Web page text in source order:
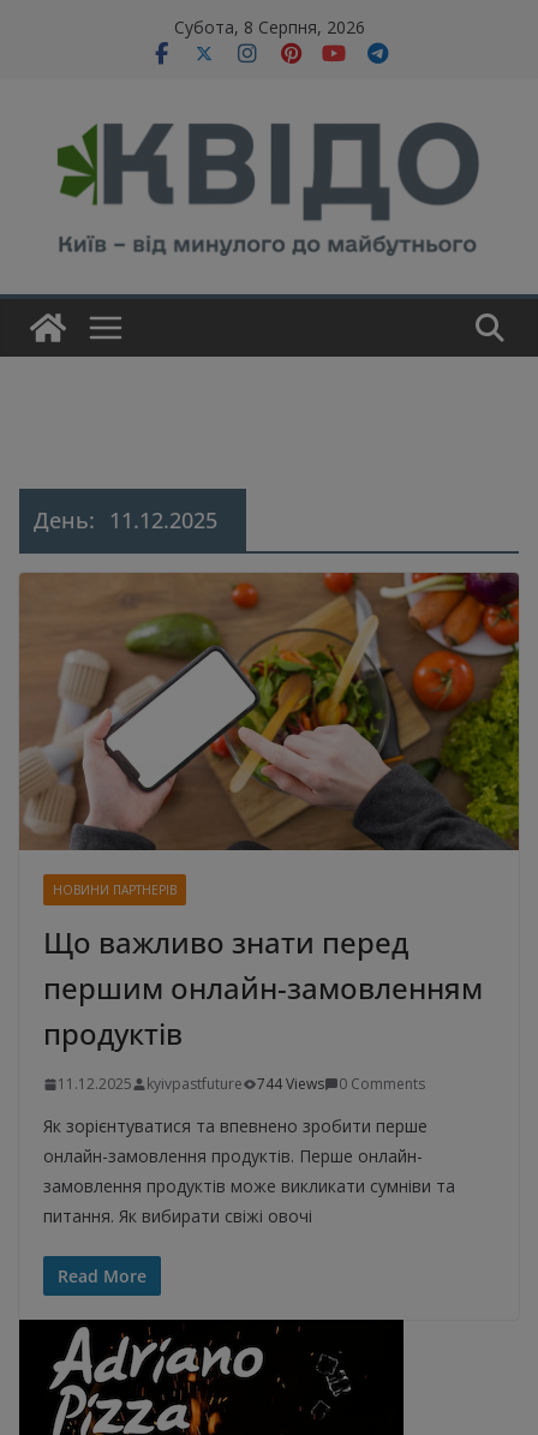
Субота, 8 Серпня, 2026
День: 11.12.2025
НОВИНИ ПАРТНЕРІВ
Що важливо знати перед
першим онлайн-замовленням
продуктів
11.12.2025 kyivpastfuture 744 Views 0 Comments
Як зорієнтуватися та впевнено зробити перше
онлайн-замовлення продуктів. Перше онлайн-
замовлення продуктів може викликати сумніви та
питання. Як вибирати свіжі овочі
Read More
modal-check